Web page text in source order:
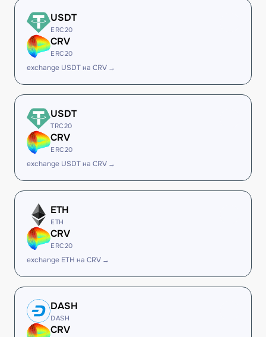
USDT
ERC20
CRV
ERC20
exchange USDT на CRV →
USDT
TRC20
CRV
ERC20
exchange USDT на CRV →
ETH
ETH
CRV
ERC20
exchange ETH на CRV →
DASH
DASH
CRV